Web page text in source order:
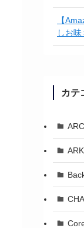
【
しお
カテ
ARK